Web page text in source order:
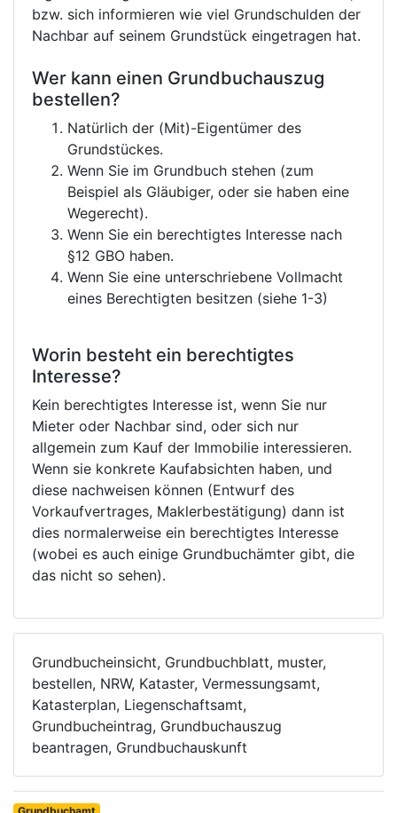
bzw. sich informieren wie viel Grundschulden der
Nachbar auf seinem Grundstück eingetragen hat.
Wer kann einen Grundbuchauszug
bestellen?
Natürlich der (Mit)-Eigentümer des
Grundstückes.
Wenn Sie im Grundbuch stehen (zum
Beispiel als Gläubiger, oder sie haben eine
Wegerecht).
Wenn Sie ein berechtigtes Interesse nach
§12 GBO haben.
Wenn Sie eine unterschriebene Vollmacht
eines Berechtigten besitzen (siehe 1-3)
Worin besteht ein berechtigtes
Interesse?
Kein berechtigtes Interesse ist, wenn Sie nur
Mieter oder Nachbar sind, oder sich nur
allgemein zum Kauf der Immobilie interessieren.
Wenn sie konkrete Kaufabsichten haben, und
diese nachweisen können (Entwurf des
Vorkaufvertrages, Maklerbestätigung) dann ist
dies normalerweise ein berechtigtes Interesse
(wobei es auch einige Grundbuchämter gibt, die
das nicht so sehen).
Grundbucheinsicht, Grundbuchblatt, muster,
bestellen, NRW, Kataster, Vermessungsamt,
Katasterplan, Liegenschaftsamt,
Grundbucheintrag, Grundbuchauszug
beantragen, Grundbuchauskunft